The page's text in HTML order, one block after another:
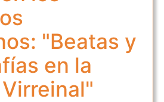
"Beatas y
en la